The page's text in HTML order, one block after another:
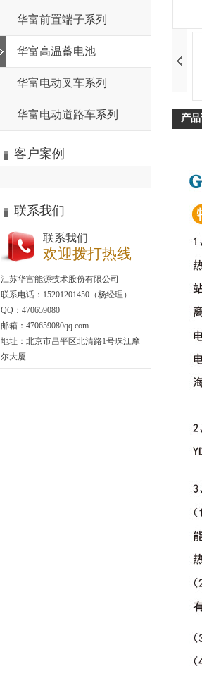
华富前置端子系列
华富高温蓄电池
华富电动叉车系列
华富电动道路车系列
客户案例
联系我们
联系我们
欢迎拨打热线
江苏华富能源技术股份有限公司
联系电话：15201201450（杨经理）
QQ：470659080
邮箱：470659080qq.com
地址：北京市昌平区北清路1号珠江摩
尔大厦
产